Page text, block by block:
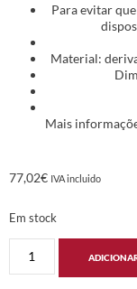
Para evitar
Material:
Mais
77,02€ IVA incluido
Em stock